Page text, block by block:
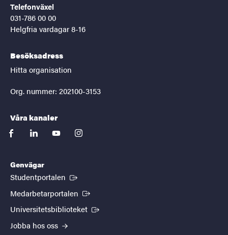
Telefonväxel
031-786 00 00
Helgfria vardagar 8-16
Besöksadress
Hitta organisation
Org. nummer: 202100-3153
Våra kanaler
facebooklinkedinyoutubeinstagram
Genvägar
Studentportalen (Extern länk)
Medarbetarportalen (Extern länk)
Universitetsbiblioteket (Extern länk)
Jobba hos oss